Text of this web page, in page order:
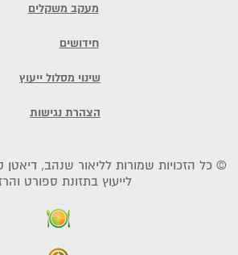
© כל הזכויות שמורות לליאור שנהב, דיאטן
לייעוץ בתזונת ספורט
מעקב משקלים
חידושים
שינוי מסלול ייעוץ
הצהרת נגישות